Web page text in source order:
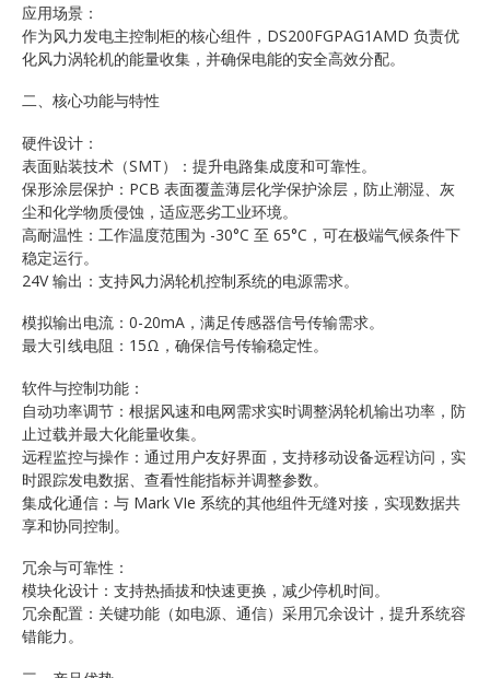
应用场景：
作为风力发电主控制柜的核心组件，DS200FGPAG1AMD 负责优
化风力涡轮机的能量收集，并确保电能的安全高效分配。
二、核心功能与特性
硬件设计：
表面贴装技术（SMT）：提升电路集成度和可靠性。
保形涂层保护：PCB 表面覆盖薄层化学保护涂层，防止潮湿、灰
尘和化学物质侵蚀，适应恶劣工业环境。
高耐温性：工作温度范围为 -30°C 至 65°C，可在极端气候条件下
稳定运行。
24V 输出：支持风力涡轮机控制系统的电源需求。
模拟输出电流：0-20mA，满足传感器信号传输需求。
最大引线电阻：15Ω，确保信号传输稳定性。
软件与控制功能：
自动功率调节：根据风速和电网需求实时调整涡轮机输出功率，防
止过载并最大化能量收集。
远程监控与操作：通过用户友好界面，支持移动设备远程访问，实
时跟踪发电数据、查看性能指标并调整参数。
集成化通信：与 Mark VIe 系统的其他组件无缝对接，实现数据共
享和协同控制。
冗余与可靠性：
模块化设计：支持热插拔和快速更换，减少停机时间。
冗余配置：关键功能（如电源、通信）采用冗余设计，提升系统容
错能力。